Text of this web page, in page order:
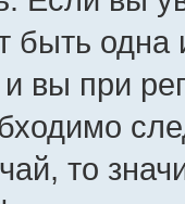
быть одна
вы при
то